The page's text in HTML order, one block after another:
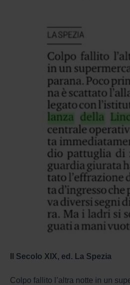
Il Secolo XIX, ed. La Spezia
Colpo fallito l’altra notte in un